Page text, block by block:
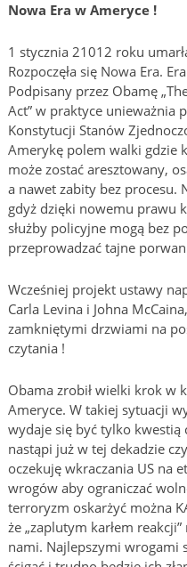
Nowa Era w Ameryce !
1 stycznia 21012 roku
Rozpoczęła się Nowa Era.
Podpisany przez Obamę
Act” w praktyce unieważnia
Konstytucji Stanów
Amerykę polem walki gdzie
może zostać aresztowany,
a nawet zabity bez procesu.
gdyż dzięki nowemu prawu
służby policyjne mogą bez
przeprowadzać tajne
Wcześniej projekt ustawy
Carla Levina i Johna
zamkniętymi drzwiami na
czytania !
Obama zrobił wielki krok w
Ameryce. W takiej sytuacji
wydaje się być tylko kwestią
nastąpi już w tej dekadzie
oczekuję wkraczania US na
wrogów aby ograniczać
terroryzm oskarżyć można
że „zaplutym karłem
nami. Najlepszymi wrogami